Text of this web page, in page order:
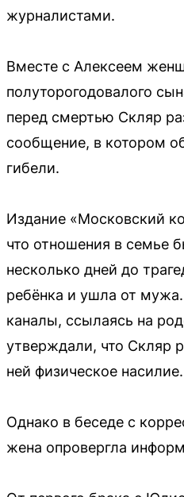
журналистами.
Вместе с Алексеем
полуторогодовалого
перед смертью Скляр
сообщение, в котором
гибели.
Издание «Московский
что отношения в семье
несколько дней до
ребёнка и ушла от
каналы, ссылаясь на
утверждали, что Скляр
ней физическое насилие.
Однако в беседе с
жена опровергла